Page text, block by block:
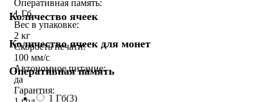
Количество ячеек
Количество ячеек для монет
Оперативная память
1 Гб(3)
Оперативная память:
1 Гб
Вес в упаковке:
2 кг
Скорость печати:
100 мм/с
Автономное питание:
да
Гарантия: